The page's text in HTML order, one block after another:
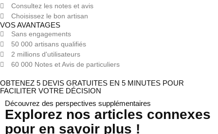
Consultez les notes et avis
Choisissez le bon artisan
VOS AVANTAGES
Sans engagements
50 000 artisans qualifiés
2 millions d'utilisateurs
60 000 Notes et Avis de particuliers
OBTENEZ 5 DEVIS GRATUITES EN 5 MINUTES POUR
FACILITER VOTRE DÉCISION
Découvrez des perspectives supplémentaires
Explorez nos articles connexes
pour en savoir plus !